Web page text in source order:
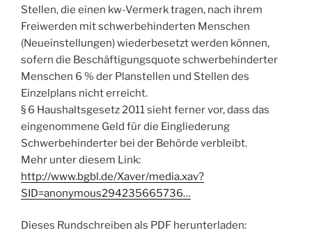
Stellen, die einen kw-Vermerk tragen, nach ihrem
Freiwerden mit schwerbehinderten Menschen
(Neueinstellungen) wiederbesetzt werden können,
sofern die Beschäftigungsquote schwerbehinderter
Menschen 6 % der Planstellen und Stellen des
Einzelplans nicht erreicht.
§ 6 Haushaltsgesetz 2011 sieht ferner vor, dass das
eingenommene Geld für die Eingliederung
Schwerbehinderter bei der Behörde verbleibt.
Mehr unter diesem Link:
http://www.bgbl.de/Xaver/media.xav?
SID=anonymous294235665736…
Dieses Rundschreiben als PDF herunterladen: